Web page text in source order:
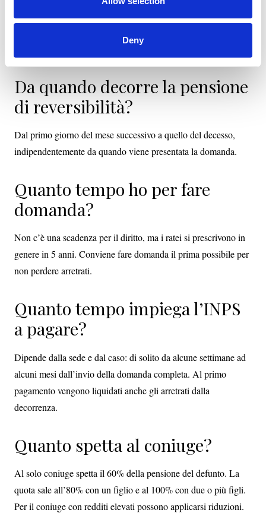
Deny
questo
INPS, patronati, uffici comunali — per ogni adempimento.
Da quando decorre la pensione
di reversibilità?
Dal primo giorno del mese successivo a quello del decesso,
indipendentemente da quando viene presentata la domanda.
Quanto tempo ho per fare
domanda?
Non c’è una scadenza per il diritto, ma i ratei si prescrivono in
genere in 5 anni. Conviene fare domanda il prima possibile per
non perdere arretrati.
Quanto tempo impiega l’INPS
a pagare?
Dipende dalla sede e dal caso: di solito da alcune settimane ad
alcuni mesi dall’invio della domanda completa. Al primo
pagamento vengono liquidati anche gli arretrati dalla
decorrenza.
Quanto spetta al coniuge?
Al solo coniuge spetta il 60% della pensione del defunto. La
quota sale all’80% con un figlio e al 100% con due o più figli.
Per il coniuge con redditi elevati possono applicarsi riduzioni.